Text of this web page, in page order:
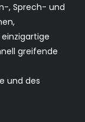
, Sprech- und
greifende
und des